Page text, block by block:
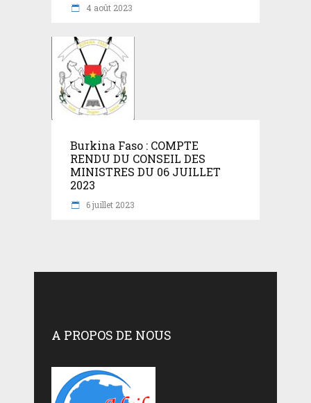
4 août 2023
Burkina Faso : COMPTE
RENDU DU CONSEIL DES
MINISTRES DU 06 JUILLET
2023
6 juillet 2023
A PROPOS DE NOUS